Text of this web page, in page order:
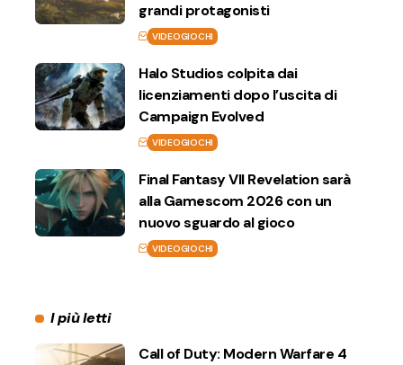
grandi protagonisti
VIDEOGIOCHI
Halo Studios colpita dai
licenziamenti dopo l’uscita di
Campaign Evolved
VIDEOGIOCHI
Final Fantasy VII Revelation sarà
alla Gamescom 2026 con un
nuovo sguardo al gioco
VIDEOGIOCHI
I più letti
Call of Duty: Modern Warfare 4